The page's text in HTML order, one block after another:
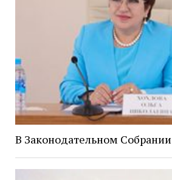
В Законодательном Собрании